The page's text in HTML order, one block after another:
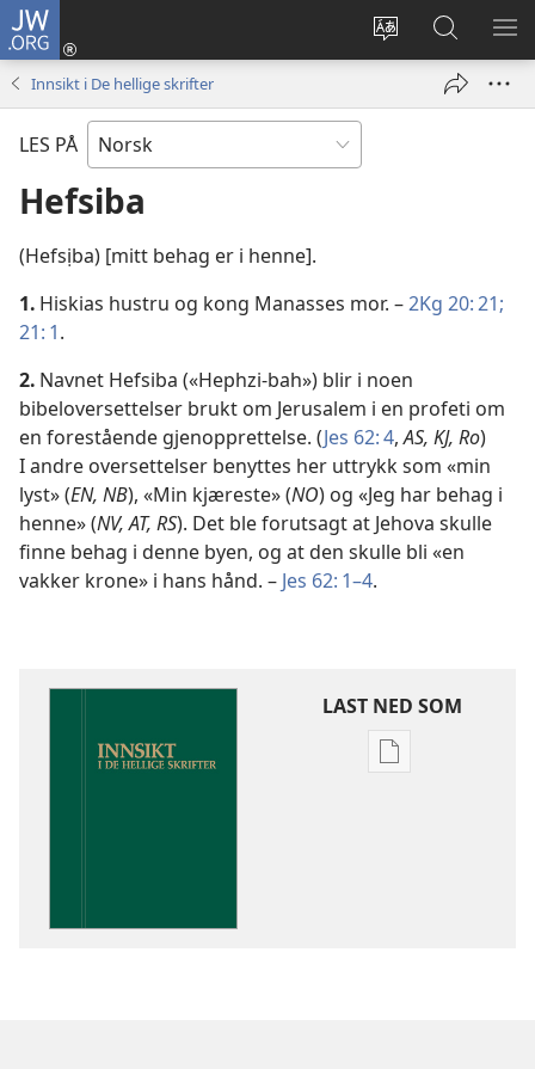
JW.ORG
Endre
Logg
inn
vindu)
Søk
på
JW.ORG
VIS
Innsikt i De hellige skrifter
LES PÅ
Hefsiba
(Hefsịba) [mitt behag er i henne].
1. Hiskias hustru og kong Manasses mor. –2Kg 20: 21;
21: 1.
2. Navnet Hefsiba («Hephzi-bah») blir i noen
bibeloversettelser brukt om Jerusalem i en profeti om
en forestående gjenopprettelse. (Jes 62: 4,AS, KJ, Ro)
I andre oversettelser benyttes her uttrykk som «min
lyst» (EN, NB), «Min kjæreste» (NO) og «Jeg har behag i
henne» (NV, AT, RS). Det ble forutsagt at Jehova skulle
finne behag i denne byen, og at den skulle bli «en
vakker krone» i hans hånd. – Jes 62: 1–4.
LAST NED SOM